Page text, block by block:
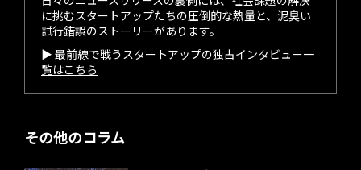
に挑むスタートアップたちの圧倒的な熱量と、泥臭い
試行錯誤のストーリーがあります。
▶︎ 最前線で戦うスタートアップの独占インタビュー一
覧はこちら
その他のコラム